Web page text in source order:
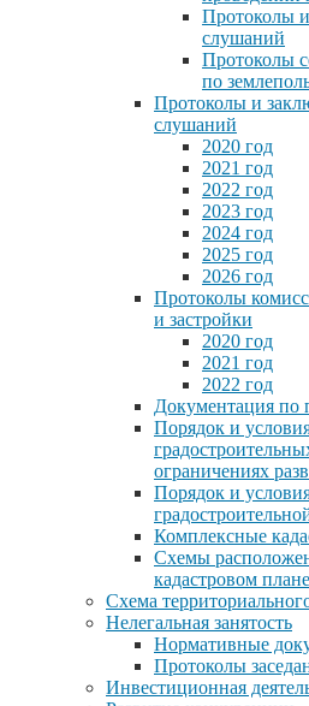
Протоколы
слушаний
Протоколы
по
Протоколы и
слушаний
2020 год
2021 год
2022 год
2023 год
2024 год
2025 год
2026 год
Протоколы
и застройки
2020 год
2021 год
2022 год
Документация по
Порядок и
ограничениях
Порядок и
Комплексные
Схемы
кадастровом
Схема
Нелегальная занятость
Нормативные
Протоколы
Инвестиционная